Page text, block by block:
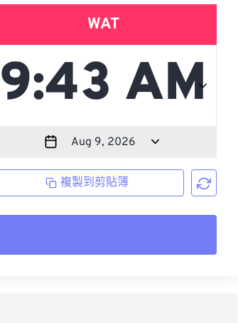
WAT
複製到剪貼簿